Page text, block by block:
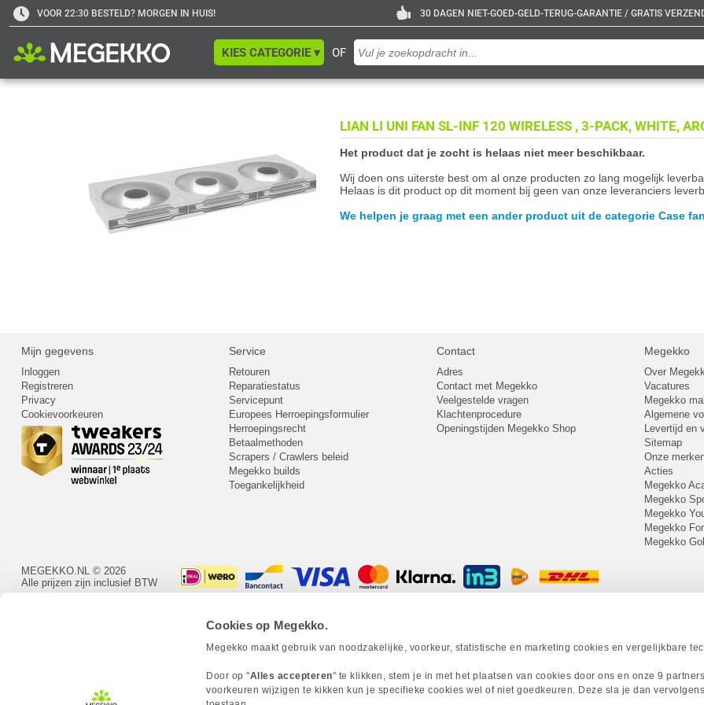
Cookies op Megekko.
Megekko maakt gebruik van noodzakelijke, voorkeur, statistische en marketing cookies en vergelijkbare
Door op "Alles accepteren" te klikken, stem je in met het plaatsen van cookies door ons en onze 9
voorkeuren wijzigen te kikken kun je specifieke cookies wel of niet goedkeuren. Deze sla je dan
VOOR 22:30 BESTELD? MORGEN IN HUIS! 30 DAGEN NIET-GOED-GELD-TERUG-GARANTIE / GRATIS
OF
KIES CATEGORIE ▾
LIAN LI UNI FAN SL-INF 120 WIRELESS , 3-PACK, WHITE,
Het product dat je zocht is helaas niet meer beschikbaar.
Wij doen ons uiterste best om al onze producten zo lang mogelijk
Helaas is dit product op dit moment bij geen van onze leveranciers
We helpen je graag met een ander product uit de categorie Case
Mijn gegevens
Inloggen
Registreren
Privacy
Cookievoorkeuren
Service
Retouren
Reparatiestatus
Servicepunt
Europees Herroepingsformulier
Herroepingsrecht
Betaalmethoden
Scrapers / Crawlers beleid
Megekko builds
Toegankelijkheid
Contact
Adres
Contact met Megekko
Veelgestelde vragen
Klachtenprocedure
Openingstijden Megekko Shop
Megekko
Over
Vacatures
Megekko
Algemene
Levertijd en
Sitemap
Onze
Acties
Megekko
Megekko
Megekko
Megekko
Megekko
MEGEKKO.NL © 2026
Alle prijzen zijn inclusief BTW